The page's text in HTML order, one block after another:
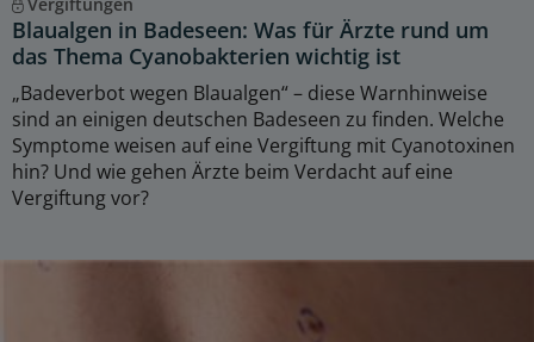
Blaualgen in Badeseen: Was für Ärzte rund um
das Thema Cyanobakterien wichtig ist
„Badeverbot wegen Blaualgen“ – diese Warnhinweise
sind an einigen deutschen Badeseen zu finden. Welche
Symptome weisen auf eine Vergiftung mit Cyanotoxinen
hin? Und wie gehen Ärzte beim Verdacht auf eine
Vergiftung vor?